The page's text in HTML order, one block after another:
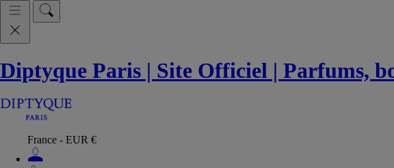
Diptyque Paris | Site Officiel | Parfums,
France - EUR €